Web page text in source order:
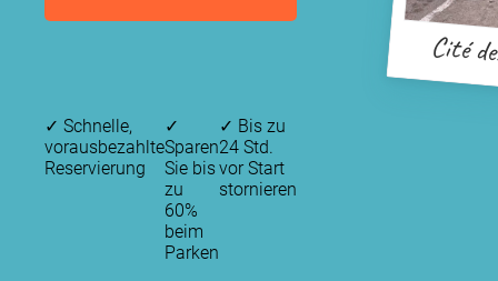
Cité
✓ Schnelle,
vorausbezahlte
Reservierung
✓
Sparen
Sie bis
zu
60%
beim
Parken
✓ Bis zu
24 Std.
vor Start
stornieren